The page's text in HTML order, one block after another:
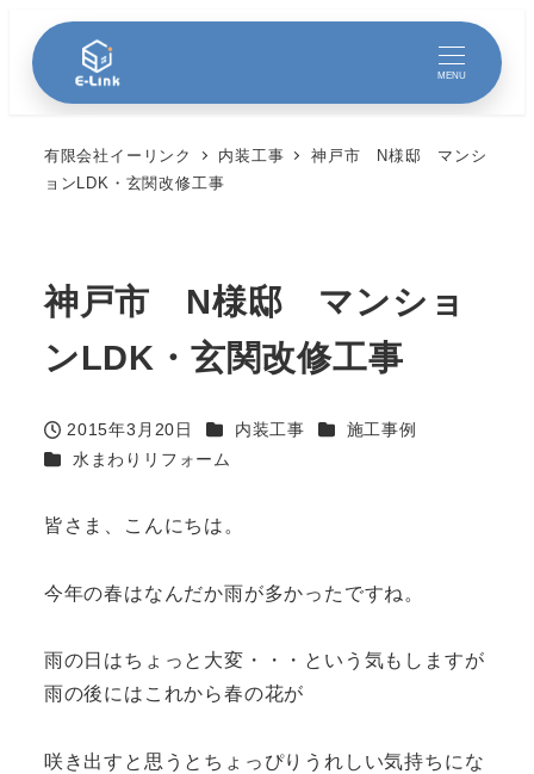
MENU
有限会社イーリンク 内装工事
神戸市 N様邸 マンシ
ョンLDK・玄関改修工事
神戸市 N様邸 マンショ
ンLDK・玄関改修工事
投稿日
2015年3月20日 カテゴリー
内装工事 カテゴリー
施工事例
カテゴリー
水まわりリフォーム
皆さま、こんにちは。
今年の春はなんだか雨が多かったですね。
雨の日はちょっと大変・・・という気もしますが
雨の後にはこれから春の花が
咲き出すと思うとちょっぴりうれしい気持ちにな